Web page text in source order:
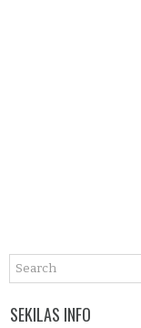
SEKILAS INFO